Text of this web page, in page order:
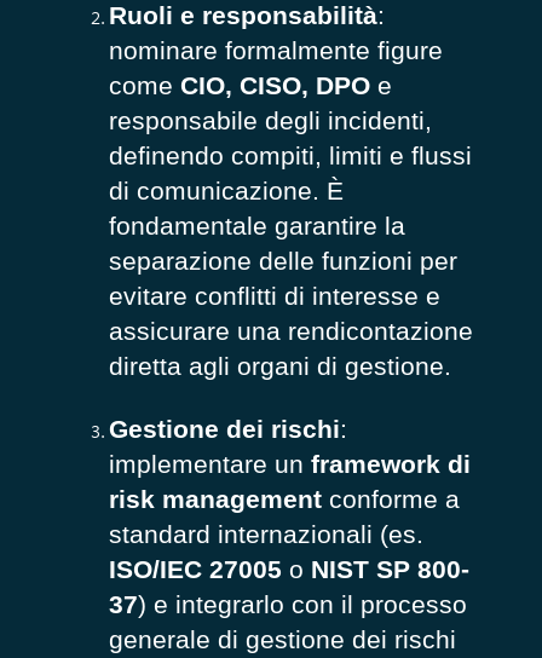
Ruoli e responsabilità:
nominare formalmente figure
come CIO, CISO, DPOe
responsabile degli incidenti,
definendo compiti, limiti e flussi
di comunicazione. È
fondamentale garantire la
separazione delle funzioni per
evitare conflitti di interesse e
assicurare una rendicontazione
diretta agli organi di gestione.
Gestione dei rischi:
implementare un framework di
risk managementconforme a
standard internazionali (es.
ISO/IEC 27005 o NIST SP 800-
37) e integrarlo con il processo
generale di gestione dei rischi